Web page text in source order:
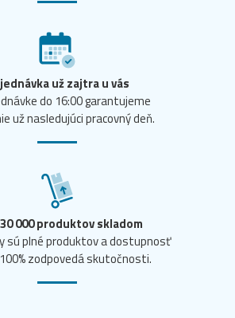
už zajtra u vás
do 16:00 garantujeme
už nasledujúci pracovný deň.
000 produktov skladom
sú plné produktov a dostupnosť
zodpovedá skutočnosti.